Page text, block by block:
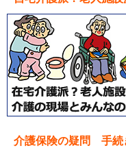
介護保険の疑問 手続